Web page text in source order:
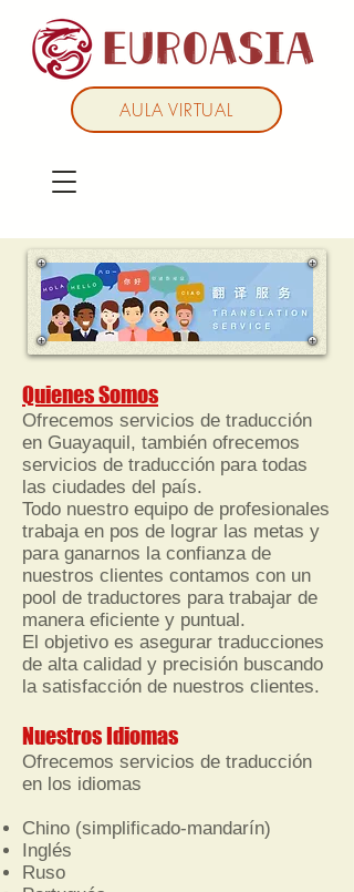
AULA VIRTUAL
Quienes Somos
Ofrecemos servicios de traducción
en Guayaquil, también ofrecemos
servicios de traducción para todas
las ciudades del país.
Todo nuestro equipo de profesionales
trabaja en pos de lograr las metas y
para ganarnos la confianza de
nuestros clientes contamos con un
pool de traductores para trabajar de
manera eficiente y puntual.
El objetivo es asegurar traducciones
de alta calidad y precisión buscando
la satisfacción de nuestros clientes.
Nuestros Idiomas
Ofrecemos servicios de traducción
en los idiomas
Chino (simplificado-mandarín)
Inglés
Ruso